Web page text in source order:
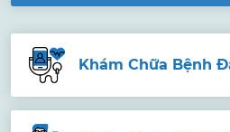
Khám Chữa Bệnh